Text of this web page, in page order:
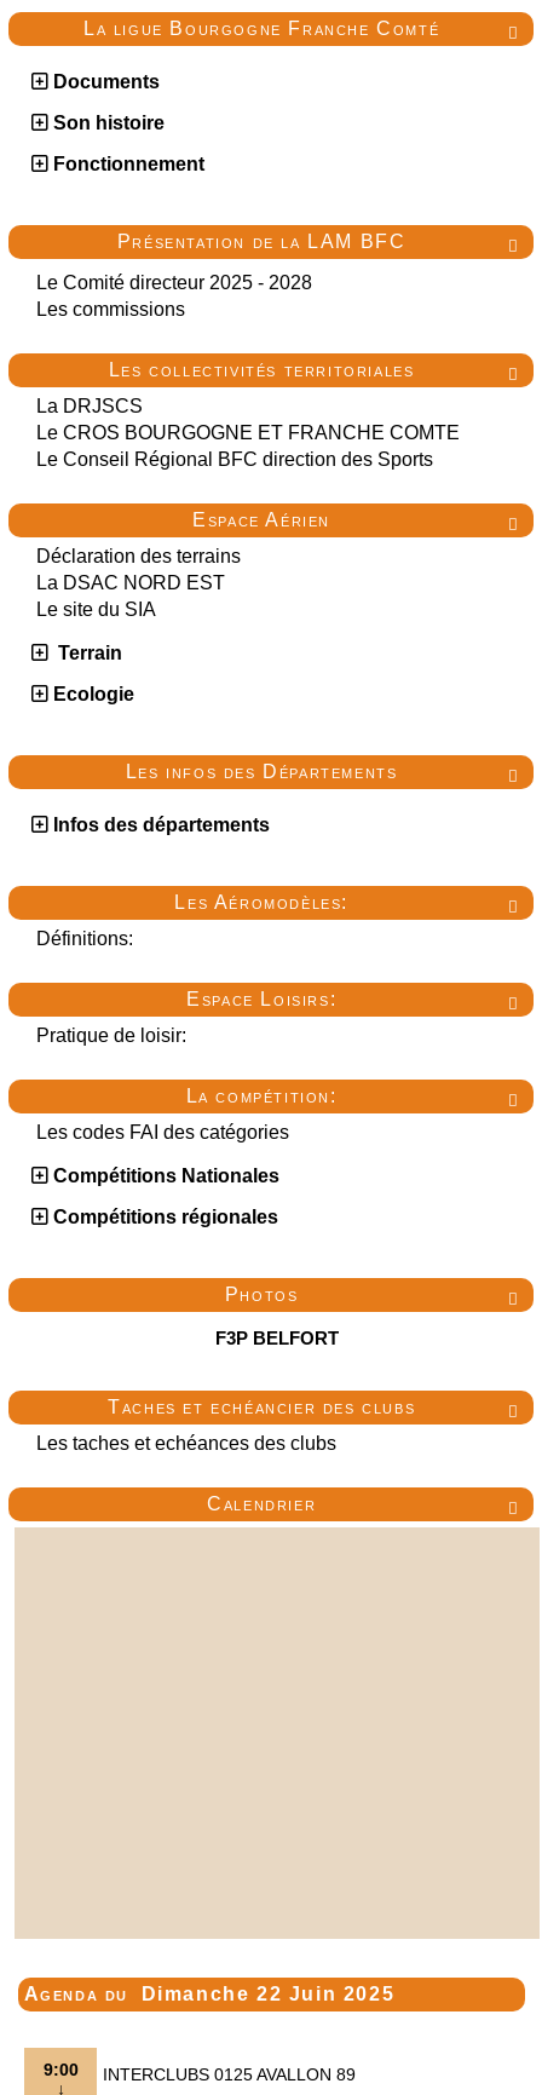

La ligue Bourgogne Franche Comté
Documents
Son histoire
Fonctionnement

Présentation de la LAM BFC
Le Comité directeur 2025 - 2028
Les commissions

Les collectivités territoriales
La DRJSCS
Le CROS BOURGOGNE ET FRANCHE COMTE
Le Conseil Régional BFC direction des Sports

Espace Aérien
Déclaration des terrains
La DSAC NORD EST
Le site du SIA
Terrain
Ecologie

Les infos des Départements
Infos des départements

Les Aéromodèles:
Définitions:

Espace Loisirs:
Pratique de loisir:

La compétition:
Les codes FAI des catégories
Compétitions Nationales
Compétitions régionales

Photos
F3P BELFORT

Taches et echéancier des clubs
Les taches et echéances des clubs

Calendrier
Agenda du Dimanche 22 Juin 2025
9:00
↓
INTERCLUBS 0125 AVALLON 89